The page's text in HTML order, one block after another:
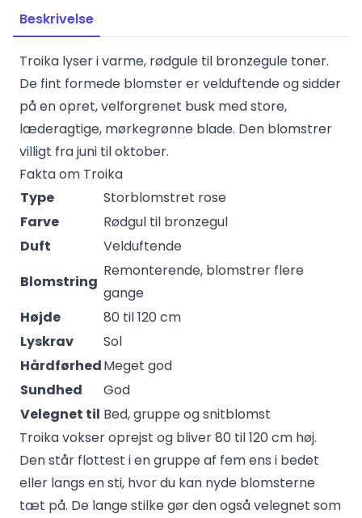
Beskrivelse
Troika lyser i varme, rødgule til bronzegule toner.
De fint formede blomster er velduftende og sidder
på en opret, velforgrenet busk med store,
læderagtige, mørkegrønne blade. Den blomstrer
villigt fra juni til oktober.
Fakta om Troika
Type
Storblomstret rose
Farve
Rødgul til bronzegul
Duft
Velduftende
Blomstring
Remonterende, blomstrer flere
gange
Højde
80 til 120 cm
Lyskrav
Sol
HårdførhedMeget god
Sundhed
God
Velegnet til Bed, gruppe og snitblomst
Troika vokser oprejst og bliver 80 til 120 cm høj.
Den står flottest i en gruppe af fem ens i bedet
eller langs en sti, hvor du kan nyde blomsterne
tæt på. De lange stilke gør den også velegnet som